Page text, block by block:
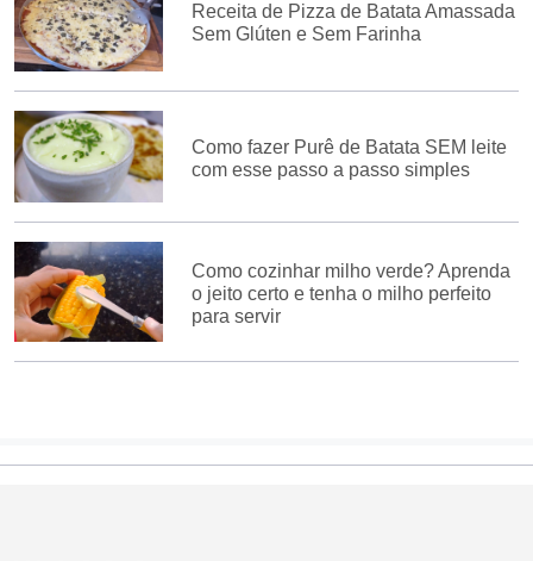
Receita de Pizza de Batata Amassada
Sem Glúten e Sem Farinha
Como fazer Purê de Batata SEM leite
com esse passo a passo simples
Como cozinhar milho verde? Aprenda
o jeito certo e tenha o milho perfeito
para servir